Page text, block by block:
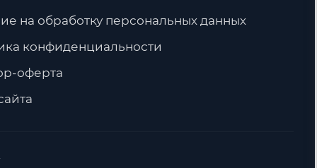
на обработку персональных данных
конфиденциальности
оферта